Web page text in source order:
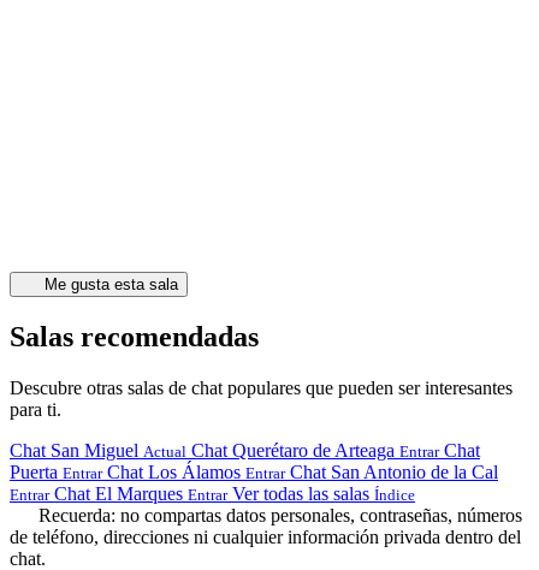
Me gusta esta sala
Salas recomendadas
Descubre otras salas de chat populares que pueden ser interesantes
para ti.
Chat San Miguel Actual Chat Querétaro de Arteaga Entrar Chat
Puerta Entrar Chat Los Álamos Entrar Chat San Antonio de la Cal
Entrar Chat El Marques Entrar Ver todas las salas Índice
Recuerda: no compartas datos personales, contraseñas, números
de teléfono, direcciones ni cualquier información privada dentro del
chat.